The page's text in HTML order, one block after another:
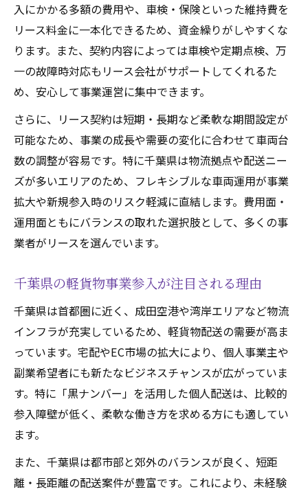
軽貨物リース相場と費用対効果のポイント
実績ある軽貨物リース会社の選定ポイント
黒ナンバー取得も軽貨物リース活用で安心
軽貨物リースで黒ナンバー取得を簡単に進
黒ナンバー手続きをリース会社が代行する
利点
軽貨物リースと黒ナンバー取得の必要書類
とは
千葉県軽貨物ドライバーに黒ナンバーが必
要な理由
内容
格安リースで軽貨物事業を始めるメリットとは
格安軽貨物リースのメリットと注意点を解
説
費用を抑えて始める軽貨物リース活用術
千葉県でお得な軽貨物リース相場の見極め
方
方法
格安軽貨物リースの落とし穴と対応策とは
入にかかる多額の費用や、車検・保険といった維持費を
リース料金に一本化できるため、資金繰りがしやすくな
ります。また、契約内容によっては車検や定期点検、万
一の故障時対応もリース会社がサポートしてくれるた
め、安心して事業運営に集中できます。
さらに、リース契約は短期・長期など柔軟な期間設定が
可能なため、事業の成長や需要の変化に合わせて車両台
数の調整が容易です。特に千葉県は物流拠点や配送ニー
ズが多いエリアのため、フレキシブルな車両運用が事業
拡大や新規参入時のリスク軽減に直結します。費用面・
運用面ともにバランスの取れた選択肢として、多くの事
業者がリースを選んでいます。
千葉県の軽貨物事業参入が注目される理由
千葉県は首都圏に近く、成田空港や湾岸エリアなど物流
インフラが充実しているため、軽貨物配送の需要が高ま
っています。宅配やEC市場の拡大により、個人事業主や
副業希望者にも新たなビジネスチャンスが広がっていま
す。特に「黒ナンバー」を活用した個人配送は、比較的
参入障壁が低く、柔軟な働き方を求める方にも適してい
ます。
また、千葉県は都市部と郊外のバランスが良く、短距
離・長距離の配送案件が豊富です。これにより、未経験